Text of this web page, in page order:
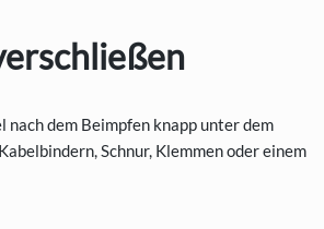
nach dem Beimpfen knapp unter dem
Schnur, Klemmen oder einem